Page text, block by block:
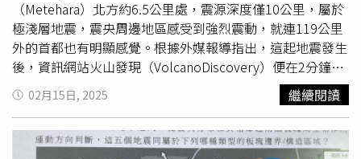
小覷。英國艾希特大學（University of Exeter）地球科學教
授西格特（Martin Siegert）表示，雖然2公分看似不多，但
這僅是來自全球小型冰川的影響，尚未包括格陵蘭島與南極
洲的冰層融化效應。
（Metehara）北方約6.5公里處，震源深度僅10公里，屬於
極淺層地震，震央周邊地區感受到強烈震動，就連119公里
外的首都也有明顯感覺。根據外媒報導指出，這起地震發生
後，資訊網站火山發現（VolcanoDiscovery）便在2分鐘內
率先曝光相關訊息，隨後德國
研究中心（GFZ）在
世界時間（UTC）14日20點36分公布資訊，美國地質調查
局（USGS）也於UTC時間20點44分開始分析。報導中提
到，這起地震讓衣索比亞當地許多城市都有震感，梅特哈拉
02月15日, 2025 繼續閱讀